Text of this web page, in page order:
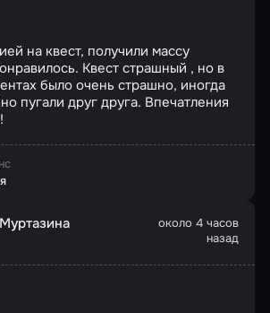
на квест, получили массу
Квест страшный , но в
было очень страшно, иногда
пугали друг друга. Впечатления
около 4 часов
назад